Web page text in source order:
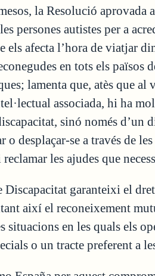
la Resolució aprovada
persones autistes per a
els afecta l’hora de viatjar
en tots els països
lamenta que, atès que
associada, hi ha
sinó només d’un
desplaçar-se a través de
les ajudes que
garanteixi el
així el reconeixement
situacions en les quals els
o un tracte preferent a